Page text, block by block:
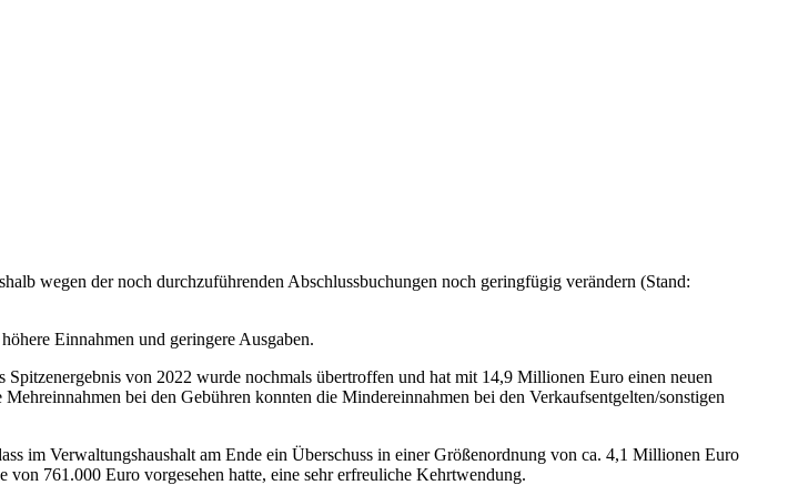
wegen der noch durchzuführenden Abschlussbuchungen noch geringfügig verändern (Stand:
Einnahmen und geringere Ausgaben.
von 2022 wurde nochmals übertroffen und hat mit 14,9 Millionen Euro einen neuen
bei den Gebühren konnten die Mindereinnahmen bei den Verkaufsentgelten/sonstigen
im Verwaltungshaushalt am Ende ein Überschuss in einer Größenordnung von ca. 4,1 Millionen Euro
761.000 Euro vorgesehen hatte, eine sehr erfreuliche Kehrtwendung.